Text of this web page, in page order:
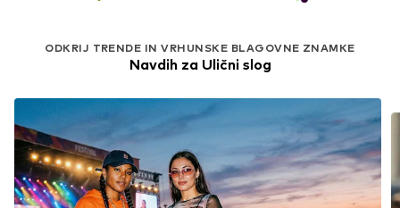
ODKRIJ TRENDE IN VRHUNSKE BLAGOVNE ZNAMKE
Navdih za Ulični slog